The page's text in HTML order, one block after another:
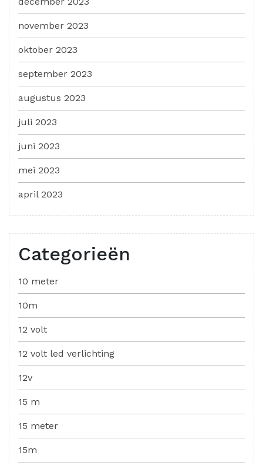
november 2023
oktober 2023
september 2023
augustus 2023
juli 2023
juni 2023
mei 2023
april 2023
Categorieën
10 meter
10m
12 volt
12 volt led verlichting
12v
15 m
15 meter
15m